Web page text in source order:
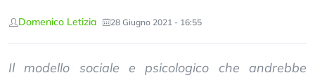
Domenico Letizia 28 Giugno 2021 - 16:55
Il modello sociale e psicologico che andrebbe